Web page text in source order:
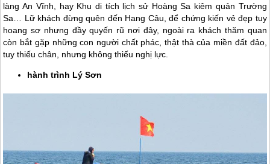
làng An Vĩnh, hay Khu di tích lịch sử Hoàng Sa kiêm quản Trường
Sa… Lữ khách đừng quên đến Hang Câu, để chứng kiến vẻ đẹp tuy
hoang sơ nhưng đầy quyến rũ nơi đây, ngoài ra khách thăm quan
còn bắt gặp những con người chất phác, thật thà của miền đất đảo,
tuy thiếu chân, nhưng không thiếu nghị lực.
hành trình Lý Sơn